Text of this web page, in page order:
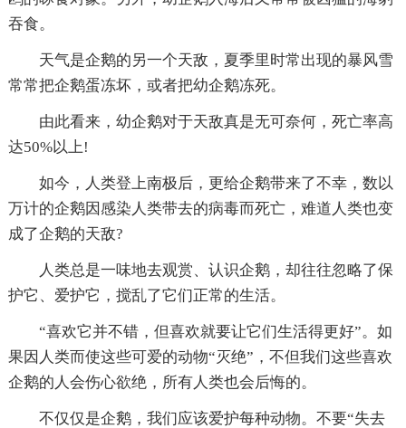
吞食。
天气是企鹅的另一个天敌，夏季里时常出现的暴风雪
常常把企鹅蛋冻坏，或者把幼企鹅冻死。
由此看来，幼企鹅对于天敌真是无可奈何，死亡率高
达50%以上!
如今，人类登上南极后，更给企鹅带来了不幸，数以
万计的企鹅因感染人类带去的病毒而死亡，难道人类也变
成了企鹅的天敌?
人类总是一味地去观赏、认识企鹅，却往往忽略了保
护它、爱护它，搅乱了它们正常的生活。
“喜欢它并不错，但喜欢就要让它们生活得更好”。如
果因人类而使这些可爱的动物“灭绝”，不但我们这些喜欢
企鹅的人会伤心欲绝，所有人类也会后悔的。
不仅仅是企鹅，我们应该爱护每种动物。不要“失去